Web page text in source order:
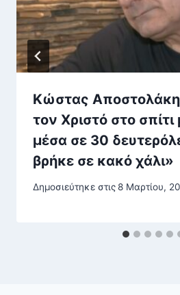
Κώστας
τον Χριστό στο
μέσα σε 30
βρήκε σε κακό χάλι»
Δημοσιεύτηκε στις8 Μαρτίου,